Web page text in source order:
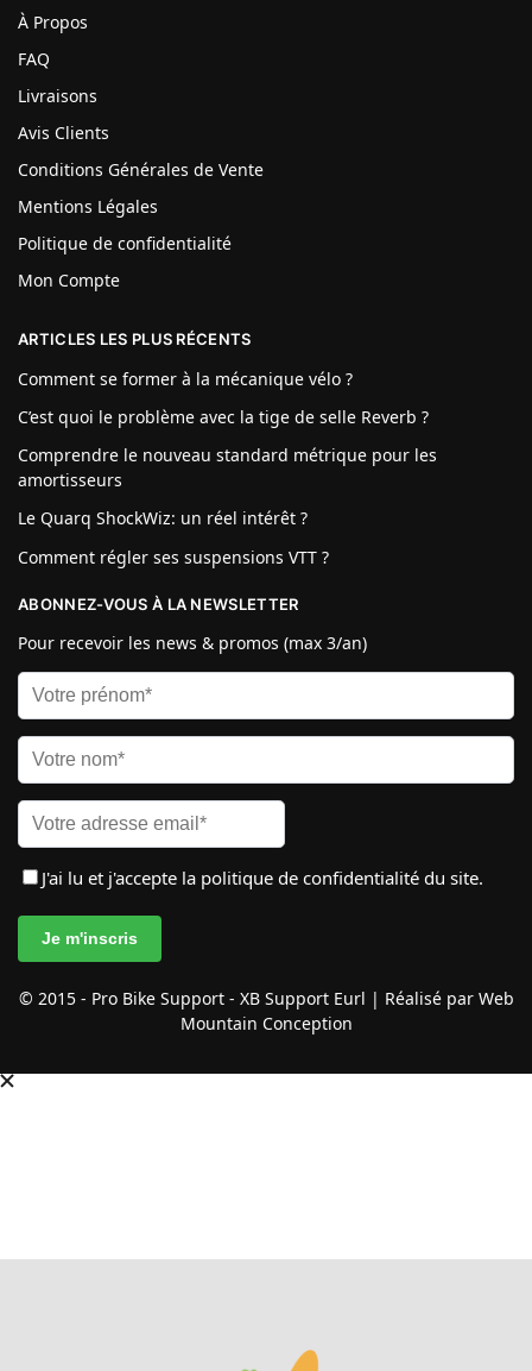
À Propos
FAQ
Livraisons
Avis Clients
Conditions Générales de Vente
Mentions Légales
Politique de confidentialité
Mon Compte
ARTICLES LES PLUS RÉCENTS
Comment se former à la mécanique vélo ?
C’est quoi le problème avec la tige de selle Reverb ?
Comprendre le nouveau standard métrique pour les
amortisseurs
Le Quarq ShockWiz: un réel intérêt ?
Comment régler ses suspensions VTT ?
ABONNEZ-VOUS À LA NEWSLETTER
Pour recevoir les news & promos (max 3/an)
J'ai lu et j'accepte la politique de confidentialité du site.
© 2015 - Pro Bike Support - XB Support Eurl | Réalisé par Web
Mountain Conception